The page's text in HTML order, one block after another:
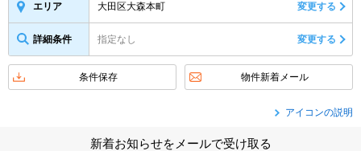
エリア 大田区大森本町 変更する
詳細条件 指定なし 変更する
条件保存 物件新着メール
アイコンの説明
新着お知らせをメールで受け取る